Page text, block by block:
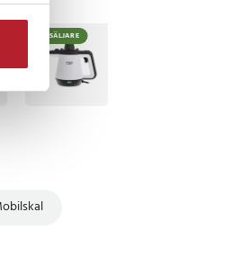
BÄSTSÄLJARE